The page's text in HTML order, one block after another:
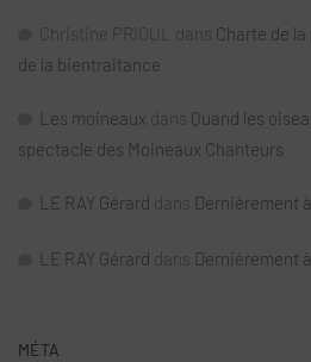
Christine PRIOUL dans Charte de
de la bientraitance
Les moineaux dans Quand les
spectacle des Moineaux Chanteurs
LE RAY Gérard dans Dernièrement
LE RAY Gérard dans Dernièrement
MÉTA